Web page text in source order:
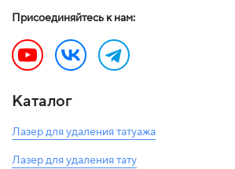
Присоединяйтесь к нам:
Каталог
Лазер для удаления татуажа
Лазер для удаления тату